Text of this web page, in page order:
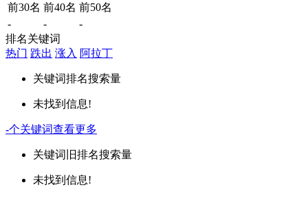
前30名 前40名 前50名
-
-
-
排名关键词
热门 跌出 涨入 阿拉丁
关键词排名搜索量
未找到信息!
-个关键词查看更多
关键词 旧排名搜索量
未找到信息!